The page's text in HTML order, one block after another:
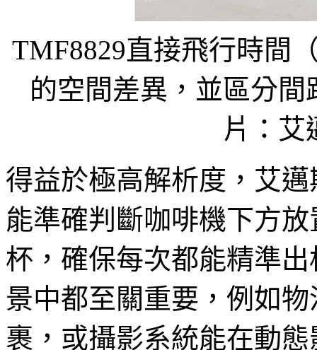
TMF8829直接飛行時間
的空間差異，並區分
片：艾
得益於極高解析度，艾
能準確判斷咖啡機下方
杯，確保每次都能精準
景中都至關重要，例如
裹，或攝影系統能在動